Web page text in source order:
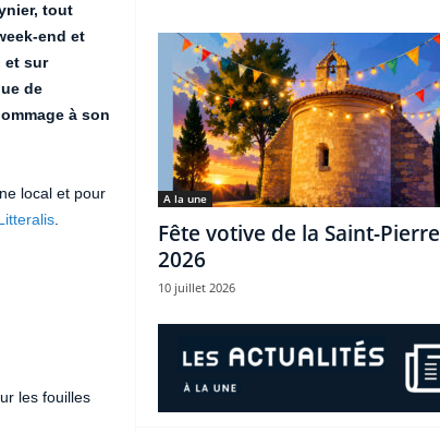
tout
end et
et sur
de
à son
local et pour
.
les fouilles
A la une
Fête votive de la Saint-Pierre
2026
10 juillet 2026